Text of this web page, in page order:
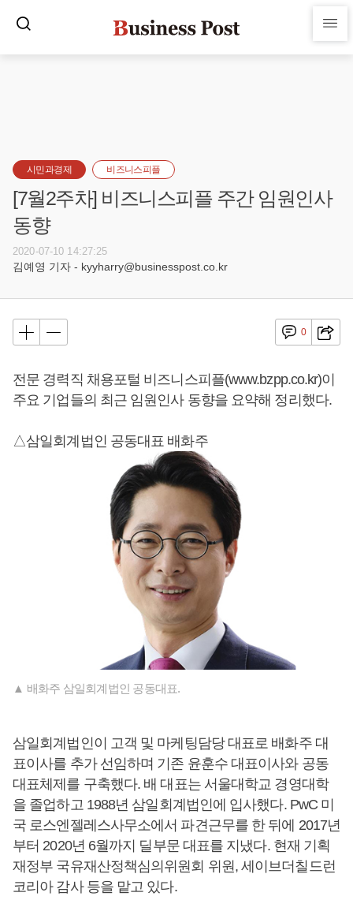
시민과경제 비즈니스피플
[7월2주차] 비즈니스피플 주간 임원인사
동향
2020-07-10 14:27:25
김예영 기자 - kyyharry@businesspost.co.kr
0
전문 경력직 채용포털 비즈니스피플(www.bzpp.co.kr)이
주요 기업들의 최근 임원인사 동향을 요약해 정리했다.
△삼일회계법인 공동대표 배화주
▲ 배화주 삼일회계법인 공동대표.
삼일회계법인이 고객 및 마케팅담당 대표로 배화주 대
표이사를 추가 선임하며 기존 윤훈수 대표이사와 공동
대표체제를 구축했다. 배 대표는 서울대학교 경영대학
을 졸업하고 1988년 삼일회계법인에 입사했다. PwC 미
국 로스엔젤레스사무소에서 파견근무를 한 뒤에 2017년
부터 2020년 6월까지 딜부문 대표를 지냈다. 현재 기획
재정부 국유재산정책심의위원회 위원, 세이브더칠드런
코리아 감사 등을 맡고 있다.